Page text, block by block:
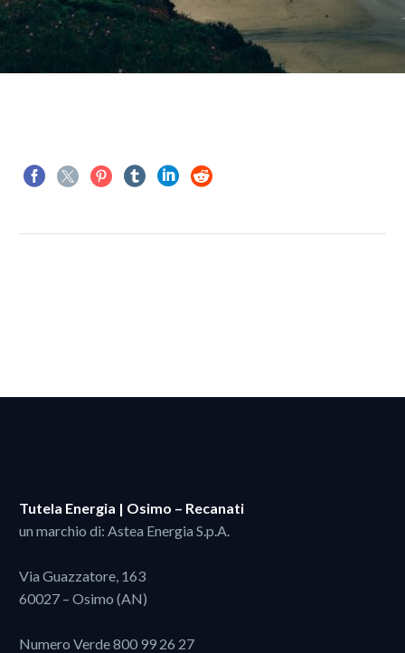
Tutela Energia | Osimo – Recanati
un marchio di: Astea Energia S.p.A.
Via Guazzatore, 163
60027 – Osimo (AN)
Numero Verde800 99 26 27